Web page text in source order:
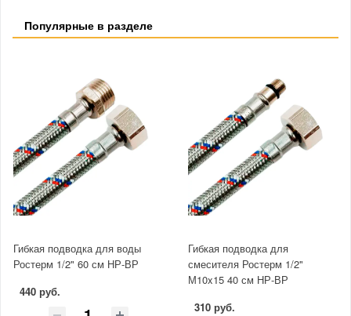
Популярные в разделе
Гибкая подводка для воды
Ростерм 1/2" 60 см НР-ВР
440 руб.
Гибкая подводка для
смесителя Ростерм 1/2"
М10x15 40 см НР-ВР
310 руб.